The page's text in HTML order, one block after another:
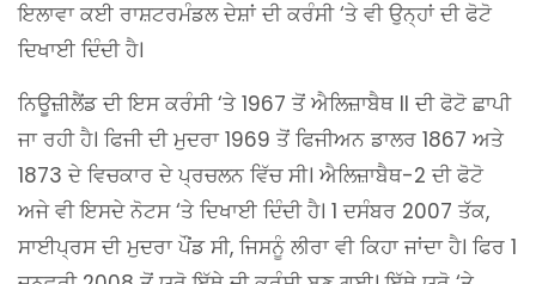
ਇਲਾਵਾ ਕਈ ਰਾਸ਼ਟਰਮੰਡਲ ਦੇਸ਼ਾਂ ਦੀ ਕਰੰਸੀ ‘ਤੇ ਵੀ ਉਨ੍ਹਾਂ ਦੀ ਫੋਟੋ
ਦਿਖਾਈ ਦਿੰਦੀ ਹੈ।
ਨਿਊਜ਼ੀਲੈਂਡ ਦੀ ਇਸ ਕਰੰਸੀ ‘ਤੇ 1967 ਤੋਂ ਐਲਿਜ਼ਾਬੈਥ II ਦੀ ਫੋਟੋ ਛਾਪੀ
ਜਾ ਰਹੀ ਹੈ। ਫਿਜੀ ਦੀ ਮੁਦਰਾ 1969 ਤੋਂ ਫਿਜੀਅਨ ਡਾਲਰ 1867 ਅਤੇ
1873 ਦੇ ਵਿਚਕਾਰ ਦੇ ਪ੍ਰਚਲਨ ਵਿੱਚ ਸੀ। ਐਲਿਜ਼ਾਬੈਥ-2 ਦੀ ਫੋਟੋ
ਅਜੇ ਵੀ ਇਸਦੇ ਨੋਟਸ ‘ਤੇ ਦਿਖਾਈ ਦਿੰਦੀ ਹੈ। 1 ਦਸੰਬਰ 2007 ਤੱਕ,
ਸਾਈਪ੍ਰਸ ਦੀ ਮੁਦਰਾ ਪੌਂਡ ਸੀ, ਜਿਸਨੂੰ ਲੀਰਾ ਵੀ ਕਿਹਾ ਜਾਂਦਾ ਹੈ। ਫਿਰ 1